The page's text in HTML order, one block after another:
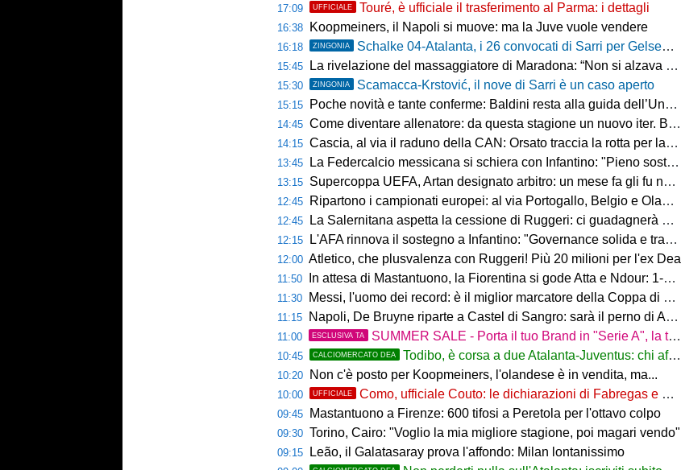
17:09 UFFICIALE Touré, è ufficiale il trasferimento al Parma: i dettagli
16:38 Koopmeiners, il Napoli si muove: ma la Juve vuole vendere
16:18 ZINGONIA Schalke 04-Atalanta, i 26 convocati di Sarri per Gelsenkirchen
15:45 La rivelazione del massaggiatore di Maradona: “Non si alzava dal letto, ero preoccupato”
15:30 ZINGONIA Scamacca-Krstović, il nove di Sarri è un caso aperto
15:15 Poche novità e tante conferme: Baldini resta alla guida dell’Under 21
14:45 Come diventare allenatore: da questa stagione un nuovo iter. Beretta: “Un percorso più organico”
14:15 Cascia, al via il raduno della CAN: Orsato traccia la rotta per la nuova stagione
13:45 La Federcalcio messicana si schiera con Infantino: "Pieno sostegno alla sua leadership"
13:15 Supercoppa UEFA, Artan designato arbitro: un mese fa gli fu negato l'ingresso negli Stati Uniti
12:45 Ripartono i campionati europei: al via Portogallo, Belgio e Olanda
12:45 La Salernitana aspetta la cessione di Ruggeri: ci guadagnerà qualcosa
12:15 L'AFA rinnova il sostegno a Infantino: "Governance solida e trasparente"
12:00 Atletico, che plusvalenza con Ruggeri! Più 20 milioni per l'ex Dea
11:50 In attesa di Mastantuono, la Fiorentina si gode Atta e Ndour: 1-1 col Deportivo
11:30 Messi, l'uomo dei record: è il miglior marcatore della Coppa di Lega
11:15 Napoli, De Bruyne riparte a Castel di Sangro: sarà il perno di Allegri
11:00 ESCLUSIVA TA SUMMER SALE - Porta il tuo Brand in "Serie A", la tua azienda e professione titolare nel cuore dell'Atalanta
10:45 CALCIOMERCATO DEA Todibo, è corsa a due Atalanta-Juventus: chi affonderà il colpo?
10:20 Non c'è posto per Koopmeiners, l'olandese è in vendita, ma...
10:00 UFFICIALE Como, ufficiale Couto: le dichiarazioni di Fabregas e del brasiliano
09:45 Mastantuono a Firenze: 600 tifosi a Peretola per l'ottavo colpo
09:30 Torino, Cairo: "Voglio la mia migliore stagione, poi magari vendo"
09:15 Leão, il Galatasaray prova l'affondo: Milan lontanissimo